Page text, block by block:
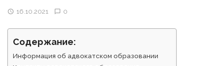
16.10.2021 0
Содержание:
Информация об адвокатском образовании